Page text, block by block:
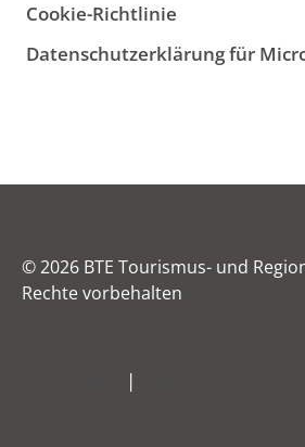
Cookie-Richtlinie
Datenschutzerklärung für
© 2026 BTE Tourismus- und
Rechte vorbehalten
|